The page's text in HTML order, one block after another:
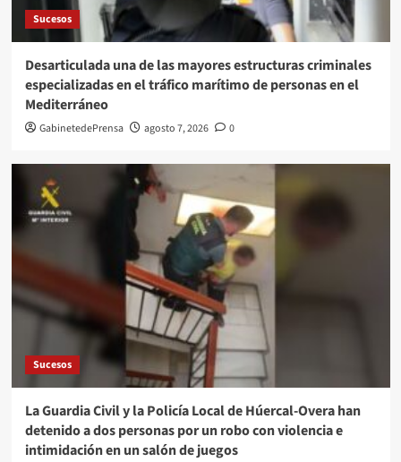
Sucesos
Desarticulada una de las mayores estructuras criminales
especializadas en el tráfico marítimo de personas en el
Mediterráneo
GabinetedePrensa agosto 7, 2026 0
Sucesos
La Guardia Civil y la Policía Local de Húercal-Overa han
detenido a dos personas por un robo con violencia e
intimidación en un salón de juegos